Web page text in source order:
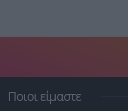
Ποιοι είμαστε